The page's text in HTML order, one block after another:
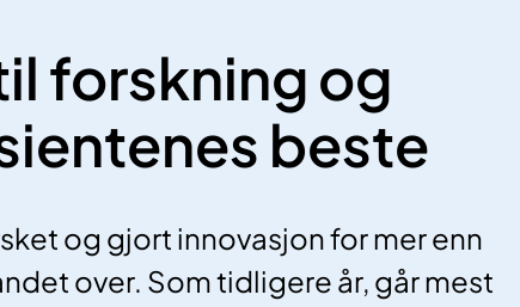
forskning og
beste
og gjort innovasjon for mer enn
over. Som tidligere år, går mest